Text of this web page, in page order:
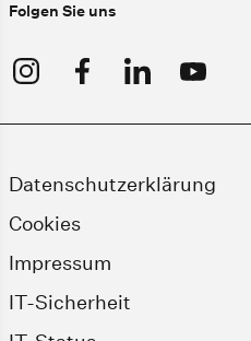
Folgen Sie uns
Datenschutzerklärung
Cookies
Impressum
IT-Sicherheit